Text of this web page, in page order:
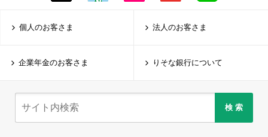
個人のお客さま 法人のお客さま
企業年金のお客さま りそな銀行について
検 索